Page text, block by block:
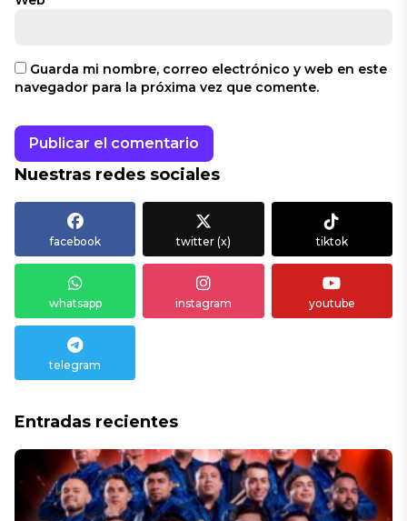
Guarda mi nombre, correo electrónico y web en este
navegador para la próxima vez que comente.
Nuestras redes sociales
facebook twitter (x) tiktok
whatsapp instagram youtube
telegram
Entradas recientes